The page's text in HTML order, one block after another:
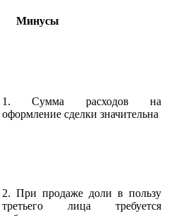
Минусы
1. Сумма расходов на
оформление сделки значительна
2. При продаже доли в пользу
третьего лица требуется